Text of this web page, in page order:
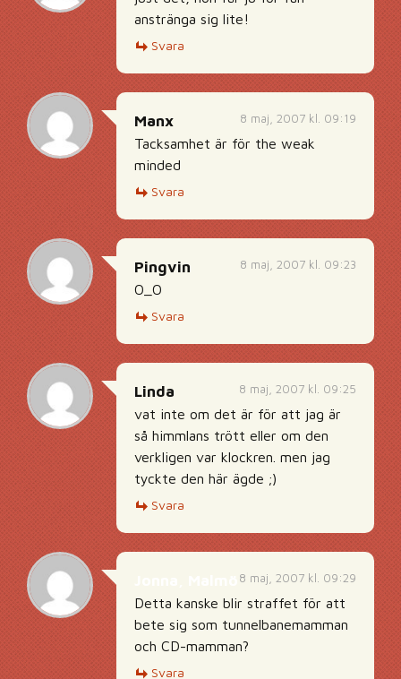
anstränga sig lite!
Svara
8 maj, 2007 kl. 09:19
Manx
Tacksamhet är för the weak
minded
Svara
8 maj, 2007 kl. 09:23
Pingvin
O_O
Svara
8 maj, 2007 kl. 09:25
Linda
vat inte om det är för att jag är
så himmlans trött eller om den
verkligen var klockren. men jag
tyckte den här ägde ;)
Svara
8 maj, 2007 kl. 09:29
Detta kanske blir straffet för att
bete sig som tunnelbanemamman
och CD-mamman?
Svara